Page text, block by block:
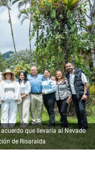
que llevaría al Nevado
de Risaralda